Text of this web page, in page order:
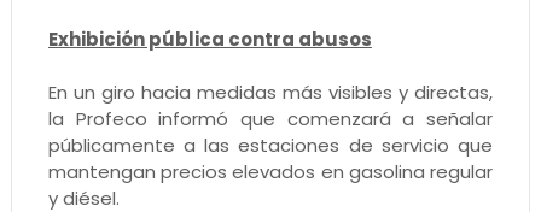
Exhibición pública contra abusos
En un giro hacia medidas más visibles y directas,
la Profeco informó que comenzará a señalar
públicamente a las estaciones de servicio que
mantengan precios elevados en gasolina regular
y diésel.